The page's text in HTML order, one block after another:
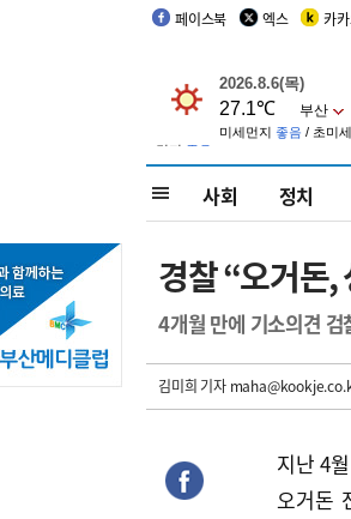
페이스북 엑스 카
사회 정치
경찰 “오거돈,
4개월 만에 기소의견 검
김미희 기자
지난 4
오거돈